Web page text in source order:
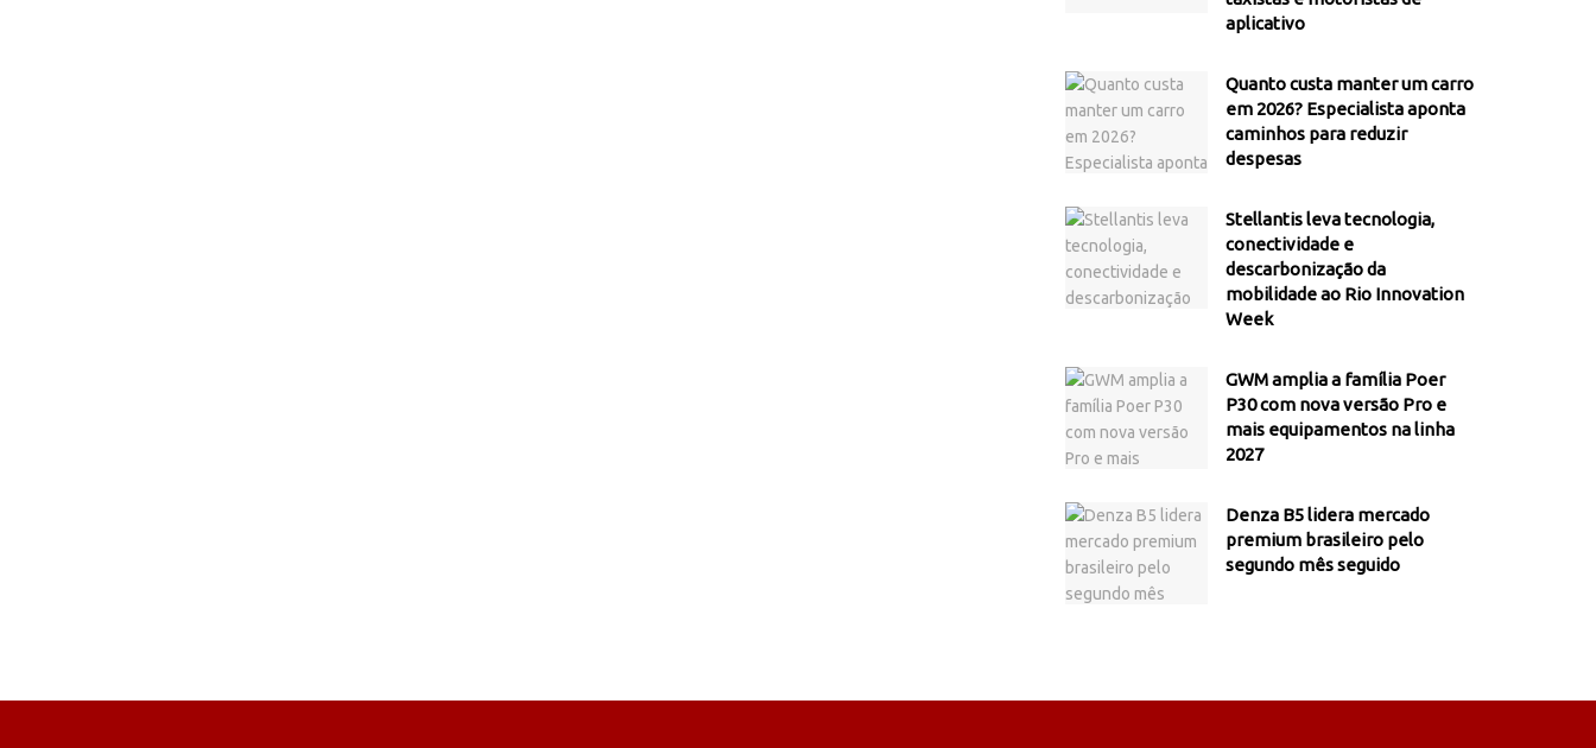
aplicativo
Quanto custa manter um carro
em 2026? Especialista aponta
caminhos para reduzir
despesas
Stellantis leva tecnologia,
conectividade e
descarbonização da
mobilidade ao Rio Innovation
Week
GWM amplia a família Poer
P30 com nova versão Pro e
mais equipamentos na linha
2027
Denza B5 lidera mercado
premium brasileiro pelo
segundo mês seguido